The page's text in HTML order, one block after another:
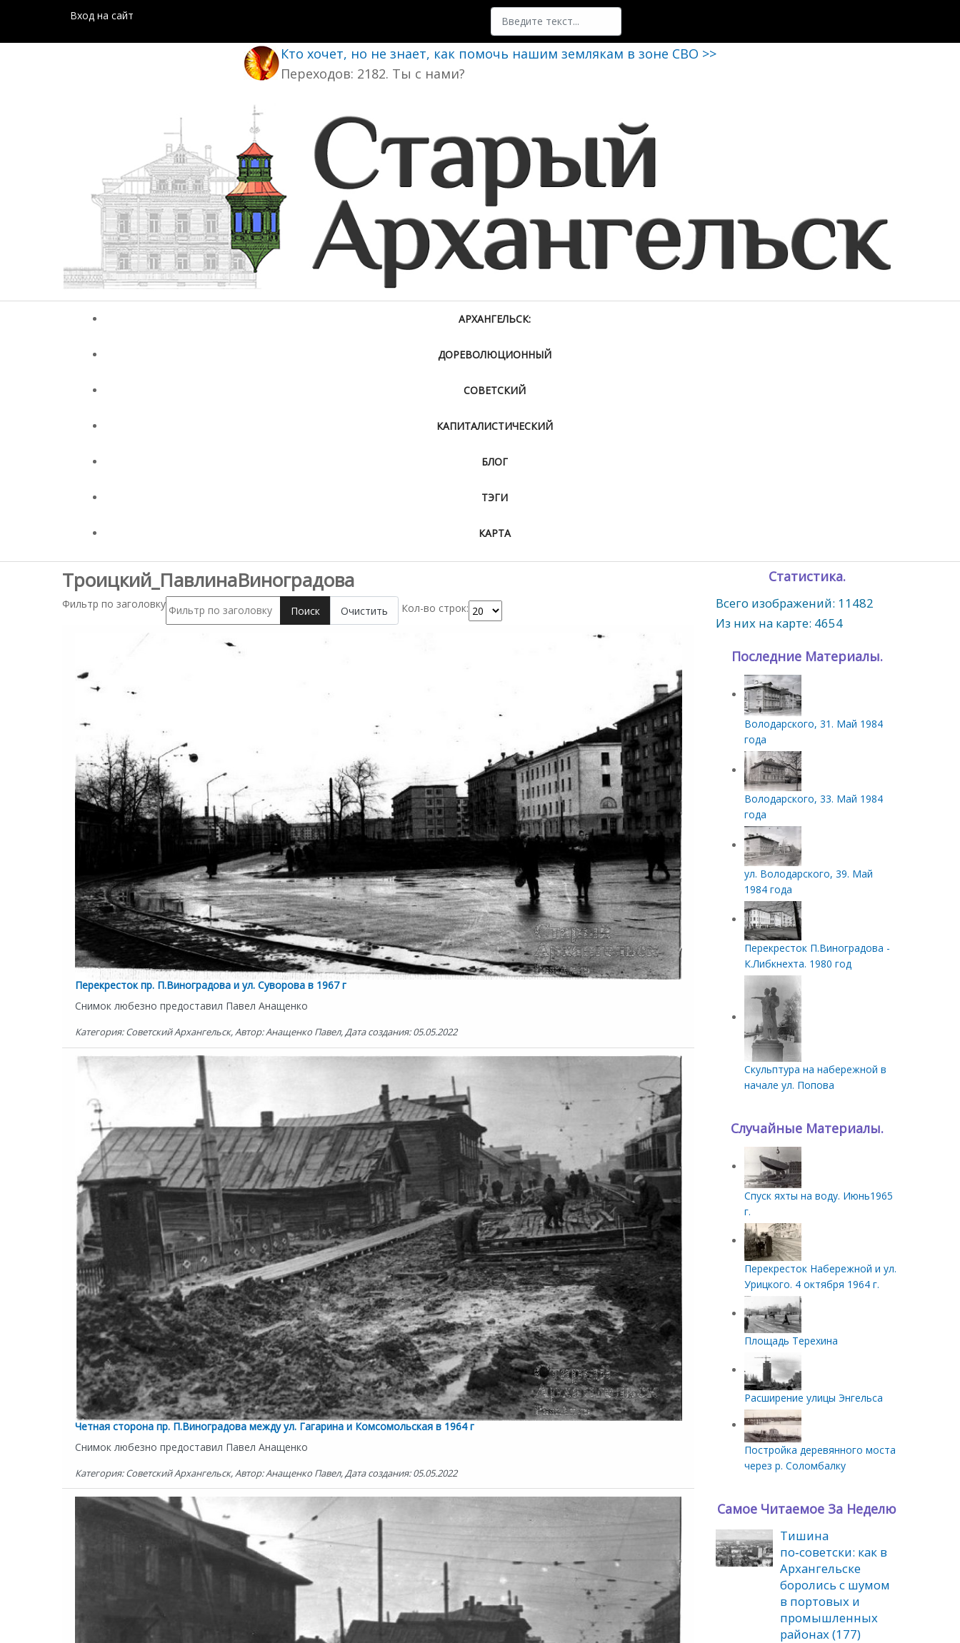
Вход на сайт Поиск
Кто хочет, но не знает, как помочь нашим землякам в зоне СВО >>
Переходов: 2182. Ты с нами?
АРХАНГЕЛЬСК:
ДОРЕВОЛЮЦИОННЫЙ
СОВЕТСКИЙ
КАПИТАЛИСТИЧЕСКИЙ
БЛОГ
ТЭГИ
КАРТА
Троицкий_ПавлинаВиноградова
Фильтр по заголовку Поиск Очистить Кол-во строк:
Перекресток пр. П.Виноградова и ул. Суворова в 1967 г
Снимок любезно предоставил Павел Анащенко
Категория: Советский Архангельск, Автор: Анащенко Павел, Дата создания: 05.05.2022
Четная сторона пр. П.Виноградова между ул. Гагарина и Комсомольская в 1964 г
Снимок любезно предоставил Павел Анащенко
Категория: Советский Архангельск, Автор: Анащенко Павел, Дата создания: 05.05.2022
Статистика.
Всего изображений: 11482
Из них на карте: 4654
Последние Материалы.
Володарского, 31. Май 1984
года
Володарского, 33. Май 1984
года
ул. Володарского, 39. Май
1984 года
Перекресток П.Виноградова -
К.Либкнехта. 1980 год
Скульптура на набережной в
начале ул. Попова
Случайные Материалы.
Спуск яхты на воду. Июнь1965
г.
Перекресток Набережной и ул.
Урицкого. 4 октября 1964 г.
Площадь Терехина
Расширение улицы Энгельса
Постройка деревянного моста
через р. Соломбалку
Самое Читаемое За Неделю
Тишина
по‑советски: как в
Архангельске
боролись с шумом
в портовых и
промышленных
районах (177)